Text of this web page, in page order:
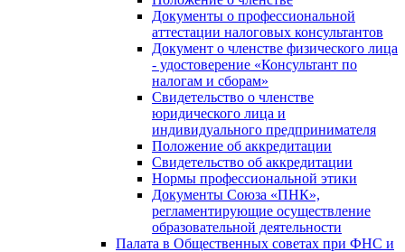
Документы о профессиональной
аттестации налоговых консультантов
Документ о членстве физического лица
- удостоверение «Консультант по
налогам и сборам»
Свидетельство о членстве
юридического лица и
индивидуального предпринимателя
Положение об аккредитации
Свидетельство об аккредитации
Нормы профессиональной этики
Документы Союза «ПНК»,
регламентирующие осуществление
образовательной деятельности
Палата в Общественных советах при ФНС и